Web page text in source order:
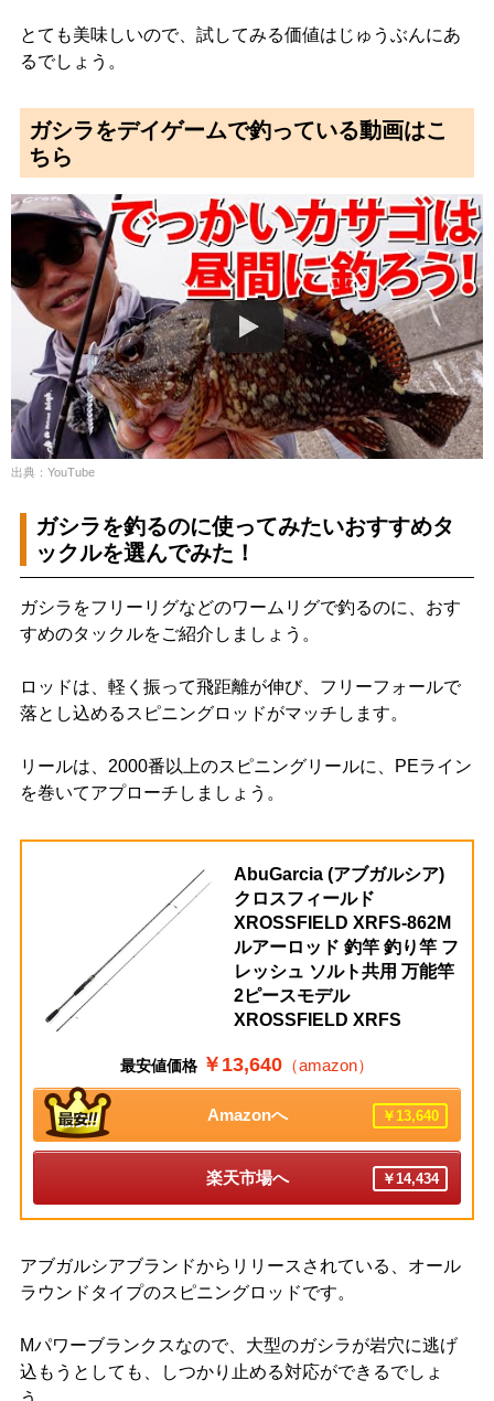
とても美味しいので、試してみる価値はじゅうぶんにあ
るでしょう。
ガシラをデイゲームで釣っている動画はこ
ちら
出典：YouTube
ガシラを釣るのに使ってみたいおすすめタ
ックルを選んでみた！
ガシラをフリーリグなどのワームリグで釣るのに、おす
すめのタックルをご紹介しましょう。
ロッドは、軽く振って飛距離が伸び、フリーフォールで
落とし込めるスピニングロッドがマッチします。
リールは、2000番以上のスピニングリールに、PEライン
を巻いてアプローチしましょう。
AbuGarcia (アブガルシア)
クロスフィールド
XROSSFIELD XRFS-862M
ルアーロッド 釣竿 釣り竿 フ
レッシュ ソルト共用 万能竿
2ピースモデル
XROSSFIELD XRFS
最安値価格 ￥13,640 （amazon）
Amazonへ ￥13,640
楽天市場へ ￥14,434
アブガルシアブランドからリリースされている、オール
ラウンドタイプのスピニングロッドです。
Mパワーブランクスなので、大型のガシラが岩穴に逃げ
込もうとしても、しつかり止める対応ができるでしょ